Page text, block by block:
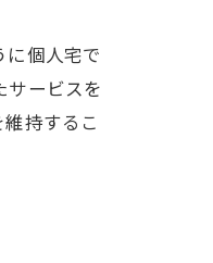
個人宅で
サービスを
持するこ